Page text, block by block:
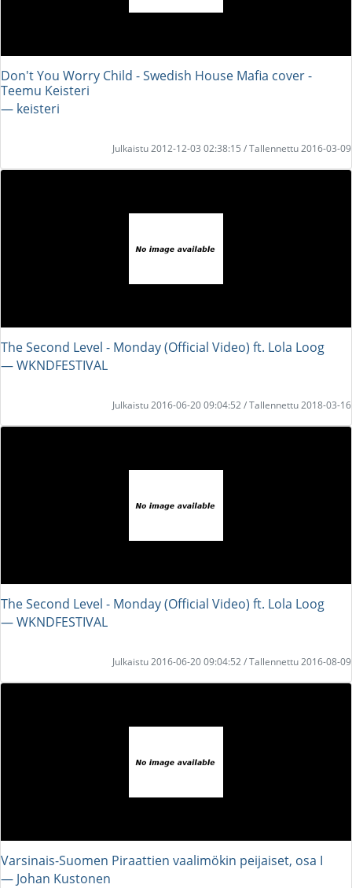
Don't You Worry Child - Swedish House Mafia cover -
Teemu Keisteri
― keisteri
Julkaistu 2012-12-03 02:38:15 / Tallennettu 2016-03-09
The Second Level - Monday (Official Video) ft. Lola Loog
― WKNDFESTIVAL
Julkaistu 2016-06-20 09:04:52 / Tallennettu 2018-03-16
The Second Level - Monday (Official Video) ft. Lola Loog
― WKNDFESTIVAL
Julkaistu 2016-06-20 09:04:52 / Tallennettu 2016-08-09
Varsinais-Suomen Piraattien vaalimökin peijaiset, osa I
― Johan Kustonen